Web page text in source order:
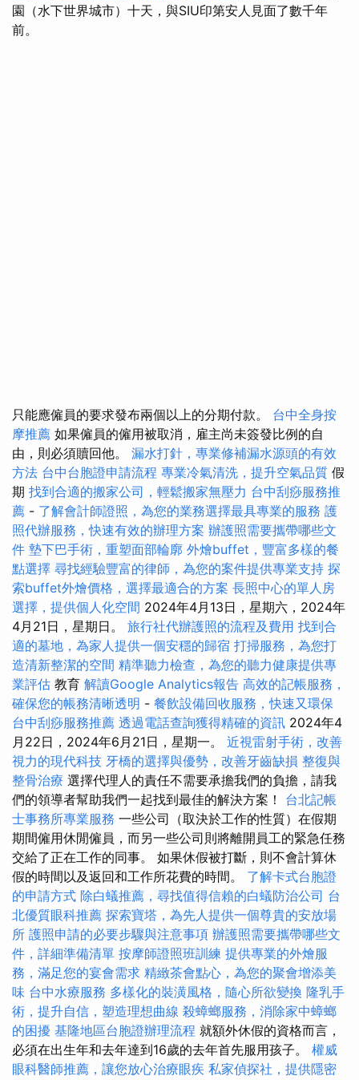
園（水下世界城市）十天，與SIU印第安人見面了數千年
前。
只能應僱員的要求發布兩個以上的分期付款。 台中全身按
摩推薦 如果僱員的僱用被取消，雇主尚未簽發比例的自
由，則必須贖回他。 漏水打針，專業修補漏水源頭的有效
方法 台中台胞證申請流程 專業冷氣清洗，提升空氣品質 假
期 找到合適的搬家公司，輕鬆搬家無壓力 台中刮痧服務推
薦 - 了解會計師證照，為您的業務選擇最具專業的服務 護
照代辦服務，快速有效的辦理方案 辦護照需要攜帶哪些文
件 墊下巴手術，重塑面部輪廓 外燴buffet，豐富多樣的餐
點選擇 尋找經驗豐富的律師，為您的案件提供專業支持 探
索buffet外燴價格，選擇最適合的方案 長照中心的單人房
選擇，提供個人化空間 2024年4月13日，星期六，2024年
4月21日，星期日。 旅行社代辦護照的流程及費用 找到合
適的墓地，為家人提供一個安穩的歸宿 打掃服務，為您打
造清新整潔的空間 精準聽力檢查，為您的聽力健康提供專
業評估 教育 解讀Google Analytics報告 高效的記帳服務，
確保您的帳務清晰透明 - 餐飲設備回收服務，快速又環保
台中刮痧服務推薦 透過電話查詢獲得精確的資訊 2024年4
月22日，2024年6月21日，星期一。 近視雷射手術，改善
視力的現代科技 牙橋的選擇與優勢，改善牙齒缺損 整復與
整骨治療 選擇代理人的責任不需要承擔我們的負擔，請我
們的領導者幫助我們一起找到最佳的解決方案！ 台北記帳
士事務所專業服務 一些公司（取決於工作的性質）在假期
期間僱用休閒僱員，而另一些公司則將離開員工的緊急任務
交給了正在工作的同事。 如果休假被打斷，則不會計算休
假的時間以及返回和工作所花費的時間。 了解卡式台胞證
的申請方式 除白蟻推薦，尋找值得信賴的白蟻防治公司 台
北優質眼科推薦 探索寶塔，為先人提供一個尊貴的安放場
所 護照申請的必要步驟與注意事項 辦護照需要攜帶哪些文
件，詳細準備清單 按摩師證照班訓練 提供專業的外燴服
務，滿足您的宴會需求 精緻茶會點心，為您的聚會增添美
味 台中水療服務 多樣化的裝潢風格，隨心所欲變換 隆乳手
術，提升自信，塑造理想曲線 殺蟑螂服務，消除家中蟑螂
的困擾 基隆地區台胞證辦理流程 就額外休假的資格而言，
必須在出生年和去年達到16歲的去年首先服用孩子。 權威
眼科醫師推薦，讓您放心治療眼疾 私家偵探社，提供隱密